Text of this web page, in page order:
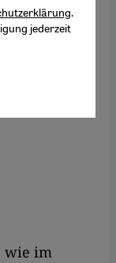
die
wie im
.
jederzeit